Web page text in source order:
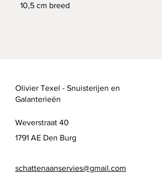
10,5 cm breed
Olivier Texel - Snuisterijen en
Galanterieën
Weverstraat 40
1791 AE Den Burg
schattenaanservies@gmail.com